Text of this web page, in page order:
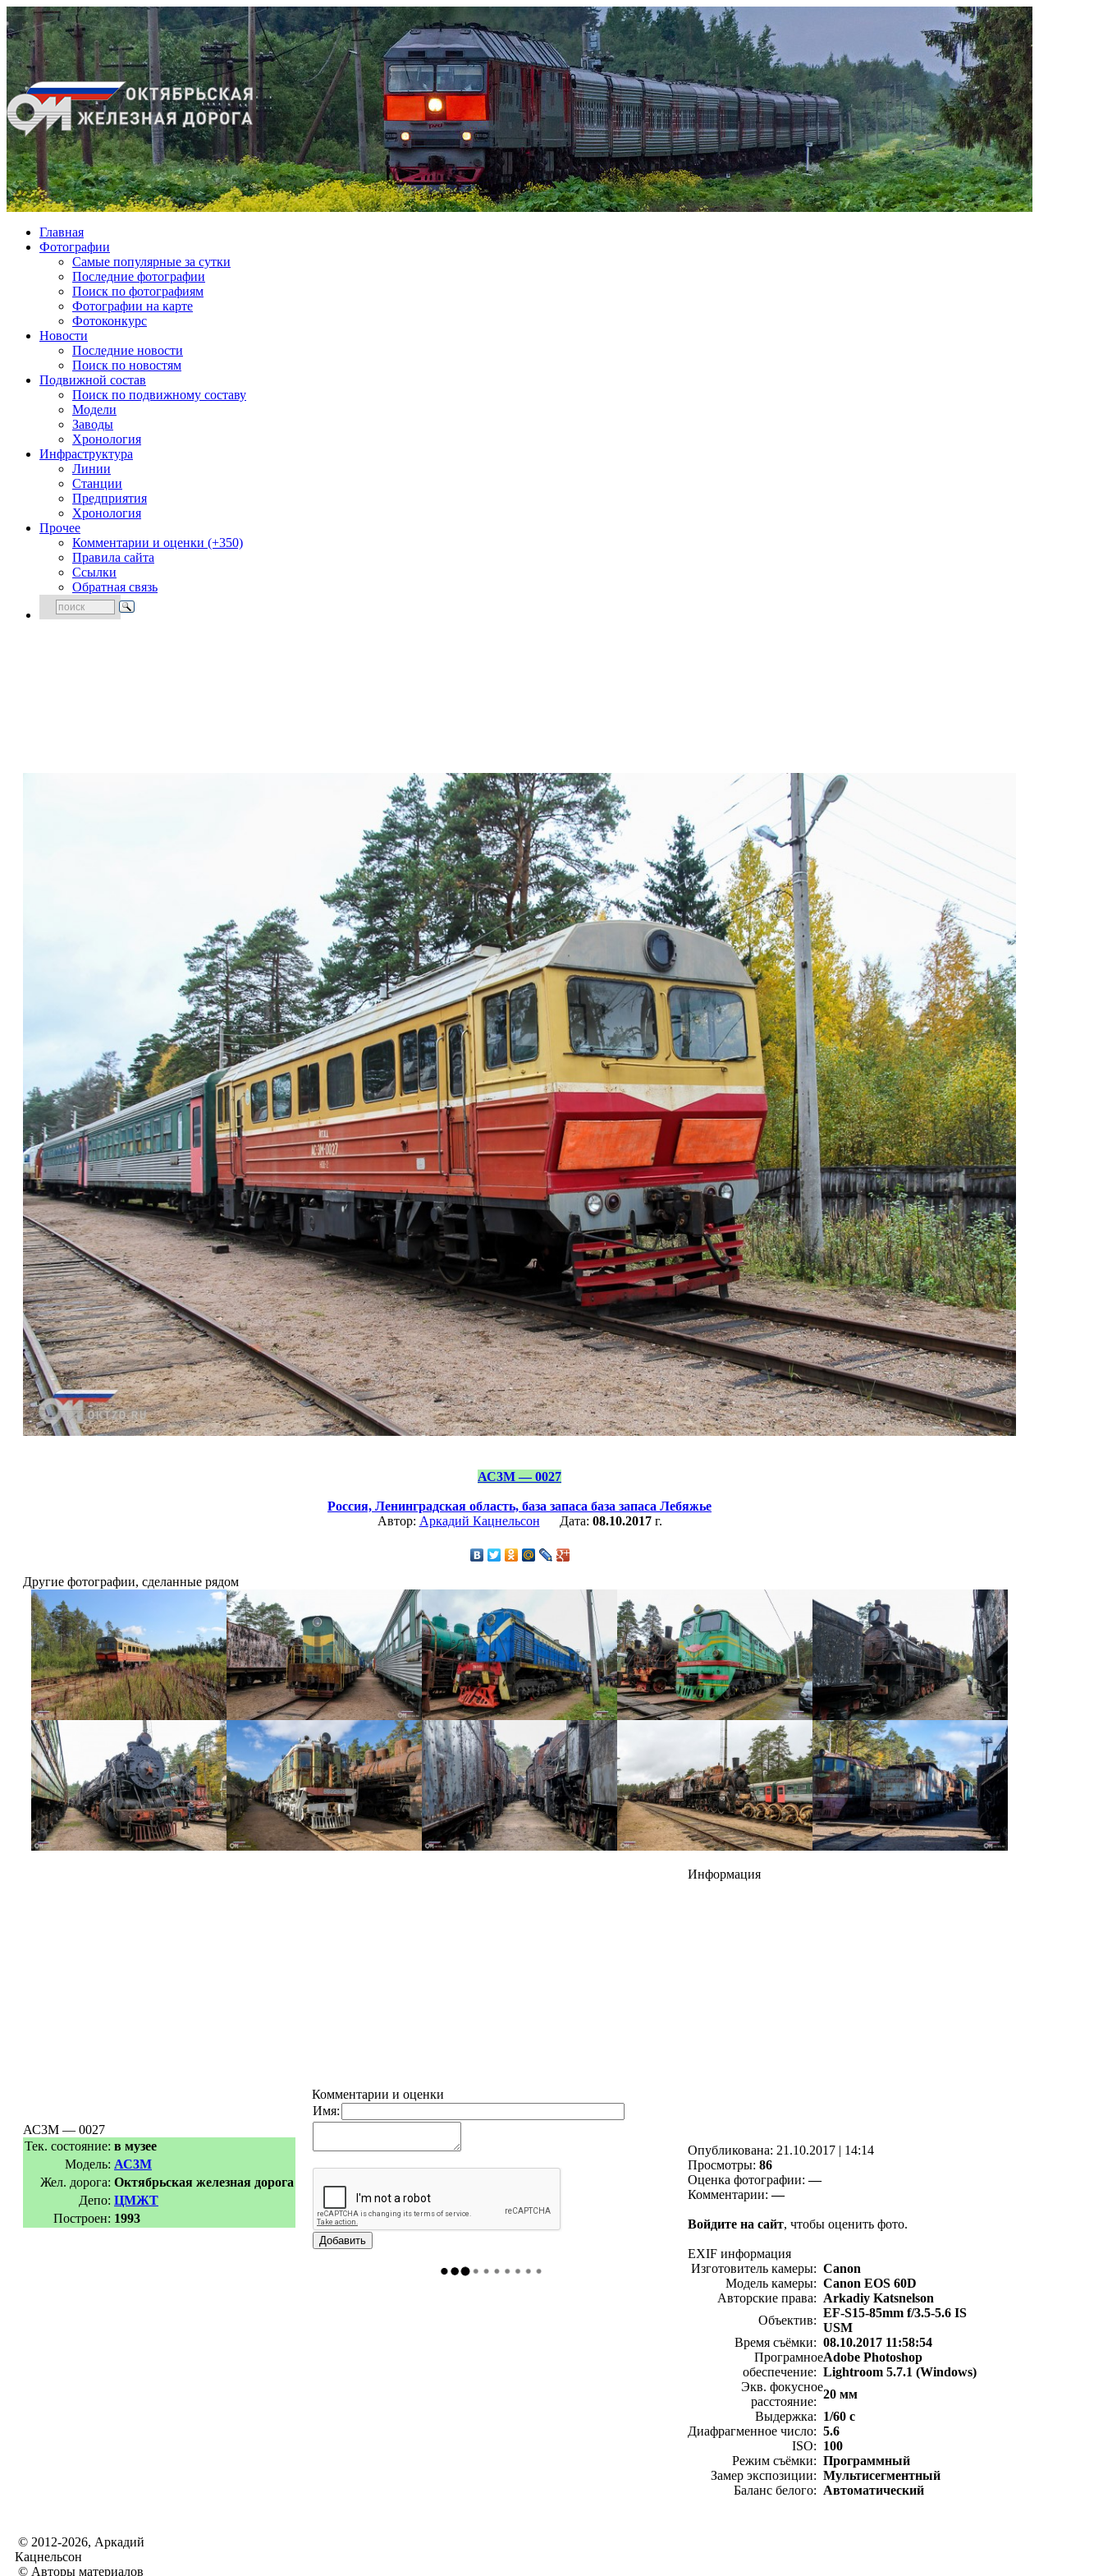
Главная
Фотографии
Cамые популярные за сутки
Последние фотографии
Поиск по фотографиям
Фотографии на карте
Фотоконкурс
Новости
Последние новости
Поиск по новостям
Подвижной состав
Поиск по подвижному составу
Модели
Заводы
Хронология
Инфраструктура
Линии
Станции
Предприятия
Хронология
Прочее
Комментарии и оценки (+350)
Правила сайта
Ссылки
Обратная связь
АС3М — 0027
Россия, Ленинградская область, база запаса база запаса Лебяжье
Автор: Аркадий Кацнельсон Дата: 08.10.2017г.
Другие фотографии, сделанные рядом
АС3М — 0027
Тек. состояние: в музее
Модель: АС3М
Жел. дорога: Октябрьская железная дорога
Депо: ЦМЖТ
Построен: 1993
Комментарии и оценки
Имя:
Информация
Опубликованa: 21.10.2017 | 14:14
Просмотры: 86
Оценка фотографии:—
Комментарии:—
Войдите на сайт, чтобы оценить фото.
EXIF информация
Изготовитель камеры: Canon
Модель камеры: Canon EOS 60D
Авторские права: Arkadiy Katsnelson
Объектив:
EF-S15-85mm f/3.5-5.6 IS
USM
Время съёмки: 08.10.2017 11:58:54
Програмное
обеспечение:
Adobe Photoshop
Lightroom 5.7.1 (Windows)
Экв. фокусное
расстояние:
20 мм
Выдержка: 1/60 с
Диафрагменное число: 5.6
ISO: 100
Режим съёмки: Программный
Замер экспозиции: Мультисегментный
Баланс белого: Автоматический
© 2012-2026, Аркадий
Кацнельсон
© Авторы материалов